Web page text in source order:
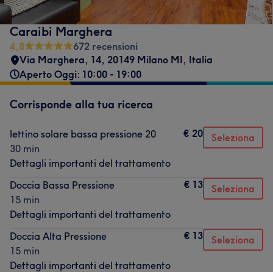
Caraibi Marghera
4,8
672 recensioni
Via Marghera, 14, 20149 Milano MI, Italia
Aperto Oggi: 10:00 - 19:00
Corrisponde alla tua ricerca
lettino solare bassa pressione 20
30 min
Dettagli importanti del trattamento
€ 20 Seleziona
Doccia Bassa Pressione
15 min
Dettagli importanti del trattamento
€ 13 Seleziona
Doccia Alta Pressione
15 min
Dettagli importanti del trattamento
€ 13 Seleziona